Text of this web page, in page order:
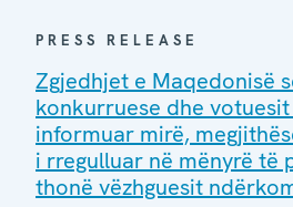
PRESS RELEASE
Zgjedhjet e Maqedonisë
konkurruese dhe
informuar mirë,
i rregulluar në mënyrë të
thonë vëzhguesit